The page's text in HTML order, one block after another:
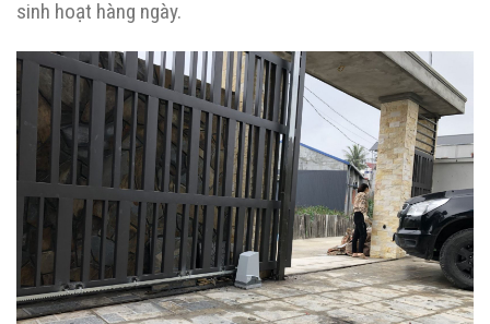
sinh hoạt hàng ngày.